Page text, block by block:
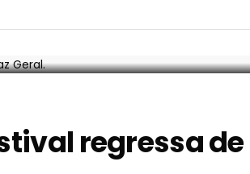
regressa de